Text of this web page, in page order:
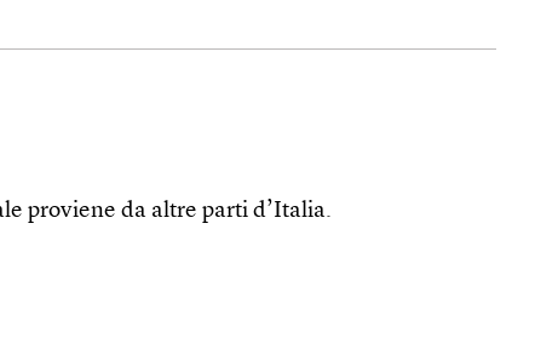
proviene da altre parti d’Italia.